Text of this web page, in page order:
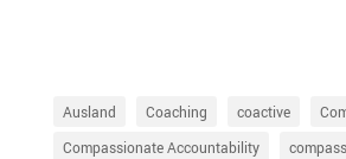
Ausland Coaching coactive
Compassionate Accountability